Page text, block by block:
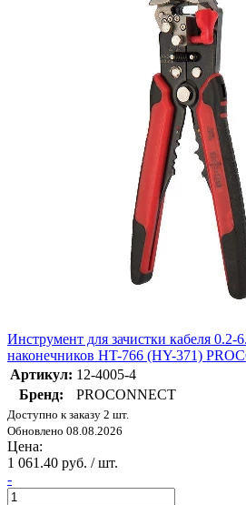
Инструмент для зачистки кабеля
наконечников HT-766 (HY-371)
Артикул: 12-4005-4
Бренд:
PROCONNECT
Доступно к заказу 2 шт.
Обновлено 08.08.2026
Цена:
1 061.40 руб. / шт.
-